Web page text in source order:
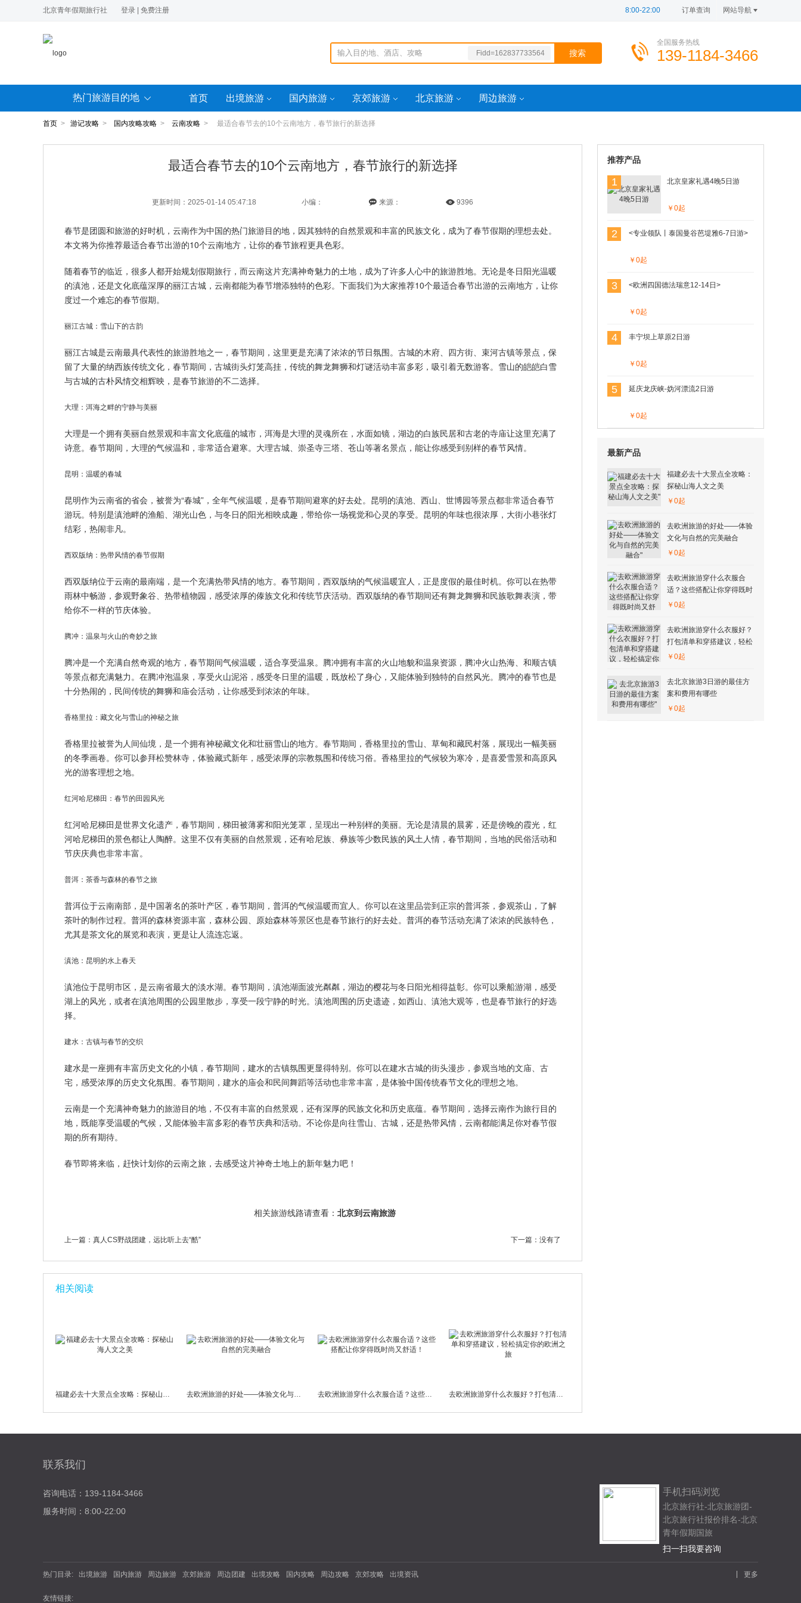
北京青年假期旅行社 登录 免费注册 8:00-22:00 订单查询 网站导航
Fidd=162837733564
/idd=1628377335649
全国服务热线
139-1184-3466
热门旅游目的地 首页 出境旅游 国内旅游 京郊旅游 北京旅游 周边旅游
首页 > 游记攻略 > 国内攻略攻略 > 云南攻略 > 最适合春节去的10个云南地方，春节旅行的新选择
最适合春节去的10个云南地方，春节旅行的新选择
更新时间：2025-01-14 05:47:18 小编： 来源： 9396
春节是团圆和旅游的好时机，云南作为中国的热门旅游目的地，因其独特的自然景观和丰富的民族文化，成为了春节假期的理想去处。
本文将为你推荐最适合春节出游的10个云南地方，让你的春节旅程更具色彩。
随着春节的临近，很多人都开始规划假期旅行，而云南这片充满神奇魅力的土地，成为了许多人心中的旅游胜地。无论是冬日阳光温暖
的滇池，还是文化底蕴深厚的丽江古城，云南都能为春节增添独特的色彩。下面我们为大家推荐10个最适合春节出游的云南地方，让你
度过一个难忘的春节假期。
丽江古城：雪山下的古韵
丽江古城是云南最具代表性的旅游胜地之一，春节期间，这里更是充满了浓浓的节日氛围。古城的木府、四方街、束河古镇等景点，保
留了大量的纳西族传统文化，春节期间，古城街头灯笼高挂，传统的舞龙舞狮和灯谜活动丰富多彩，吸引着无数游客。雪山的皑皑白雪
与古城的古朴风情交相辉映，是春节旅游的不二选择。
大理：洱海之畔的宁静与美丽
大理是一个拥有美丽自然景观和丰富文化底蕴的城市，洱海是大理的灵魂所在，水面如镜，湖边的白族民居和古老的寺庙让这里充满了
诗意。春节期间，大理的气候温和，非常适合避寒。大理古城、崇圣寺三塔、苍山等著名景点，能让你感受到别样的春节风情。
昆明：温暖的春城
昆明作为云南省的省会，被誉为“春城”，全年气候温暖，是春节期间避寒的好去处。昆明的滇池、西山、世博园等景点都非常适合春节
游玩。特别是滇池畔的渔船、湖光山色，与冬日的阳光相映成趣，带给你一场视觉和心灵的享受。昆明的年味也很浓厚，大街小巷张灯
结彩，热闹非凡。
西双版纳：热带风情的春节假期
西双版纳位于云南的最南端，是一个充满热带风情的地方。春节期间，西双版纳的气候温暖宜人，正是度假的最佳时机。你可以在热带
雨林中畅游，参观野象谷、热带植物园，感受浓厚的傣族文化和传统节庆活动。西双版纳的春节期间还有舞龙舞狮和民族歌舞表演，带
给你不一样的节庆体验。
腾冲：温泉与火山的奇妙之旅
腾冲是一个充满自然奇观的地方，春节期间气候温暖，适合享受温泉。腾冲拥有丰富的火山地貌和温泉资源，腾冲火山热海、和顺古镇
等景点都充满魅力。在腾冲泡温泉，享受火山泥浴，感受冬日里的温暖，既放松了身心，又能体验到独特的自然风光。腾冲的春节也是
十分热闹的，民间传统的舞狮和庙会活动，让你感受到浓浓的年味。
香格里拉：藏文化与雪山的神秘之旅
香格里拉被誉为人间仙境，是一个拥有神秘藏文化和壮丽雪山的地方。春节期间，香格里拉的雪山、草甸和藏民村落，展现出一幅美丽
的冬季画卷。你可以参拜松赞林寺，体验藏式新年，感受浓厚的宗教氛围和传统习俗。香格里拉的气候较为寒冷，是喜爱雪景和高原风
光的游客理想之地。
红河哈尼梯田：春节的田园风光
红河哈尼梯田是世界文化遗产，春节期间，梯田被薄雾和阳光笼罩，呈现出一种别样的美丽。无论是清晨的晨雾，还是傍晚的霞光，红
河哈尼梯田的景色都让人陶醉。这里不仅有美丽的自然景观，还有哈尼族、彝族等少数民族的风土人情，春节期间，当地的民俗活动和
节庆庆典也非常丰富。
普洱：茶香与森林的春节之旅
普洱位于云南南部，是中国著名的茶叶产区，春节期间，普洱的气候温暖而宜人。你可以在这里品尝到正宗的普洱茶，参观茶山，了解
茶叶的制作过程。普洱的森林资源丰富，森林公园、原始森林等景区也是春节旅行的好去处。普洱的春节活动充满了浓浓的民族特色，
尤其是茶文化的展览和表演，更是让人流连忘返。
滇池：昆明的水上春天
滇池位于昆明市区，是云南省最大的淡水湖。春节期间，滇池湖面波光粼粼，湖边的樱花与冬日阳光相得益彰。你可以乘船游湖，感受
湖上的风光，或者在滇池周围的公园里散步，享受一段宁静的时光。滇池周围的历史遗迹，如西山、滇池大观等，也是春节旅行的好选
择。
建水：古镇与春节的交织
建水是一座拥有丰富历史文化的小镇，春节期间，建水的古镇氛围更显得特别。你可以在建水古城的街头漫步，参观当地的文庙、古
宅，感受浓厚的历史文化氛围。春节期间，建水的庙会和民间舞蹈等活动也非常丰富，是体验中国传统春节文化的理想之地。
云南是一个充满神奇魅力的旅游目的地，不仅有丰富的自然景观，还有深厚的民族文化和历史底蕴。春节期间，选择云南作为旅行目的
地，既能享受温暖的气候，又能体验丰富多彩的春节庆典和活动。不论你是向往雪山、古城，还是热带风情，云南都能满足你对春节假
期的所有期待。
春节即将来临，赶快计划你的云南之旅，去感受这片神奇土地上的新年魅力吧！
相关旅游线路请查看： 北京到云南旅游
上一篇： 真人CS野战团建，远比听上去“酷” 下一篇：没有了
相关阅读
福建必去十大景点全攻略：探秘山海人文之美 去欧洲旅游的好处——体验文化与自然的完美融合 去欧洲旅游穿什么衣服合适？这些搭配让你穿得既时尚又舒适！ 去欧洲旅游穿什么衣服好？打包清单和穿搭建议，轻松搞定你的欧洲之旅
推荐产品
1 北京皇家礼遇4晚5日游
￥0起
2 <专业领队丨泰国曼谷芭堤雅6-7日游>
￥0起
3 <欧洲四国德法瑞意12-14日>
￥0起
4 丰宁坝上草原2日游
￥0起
5 延庆龙庆峡-妫河漂流2日游
￥0起
最新产品
福建必去十大景点全攻略：
探秘山海人文之美
￥0起
去欧洲旅游的好处——体验
文化与自然的完美融合
￥0起
去欧洲旅游穿什么衣服合
适？这些搭配让你穿得既时
尚又舒适！
￥0起
去欧洲旅游穿什么衣服好？
打包清单和穿搭建议，轻松
搞定你的欧洲之旅
￥0起
去北京旅游3日游的最佳方
案和费用有哪些
￥0起
联系我们
咨询电话：139-1184-3466
服务时间：8:00-22:00
手机扫码浏览
北京旅行社-北京旅游团-
北京旅行社报价排名-北京
青年假期国旅
扫一扫我要咨询
热门目录: 出境旅游 国内旅游 周边旅游 京郊旅游 周边团建 出境攻略 国内攻略 周边攻略 京郊攻略 出境资讯 更多
友情链接: